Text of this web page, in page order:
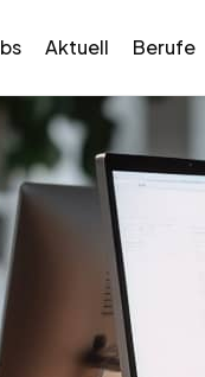
Aktuell Berufe